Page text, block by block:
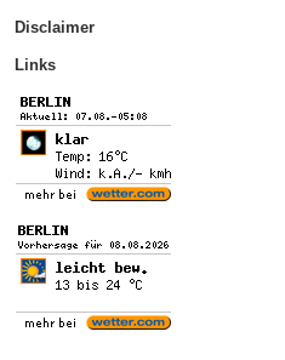
Disclaimer
Links